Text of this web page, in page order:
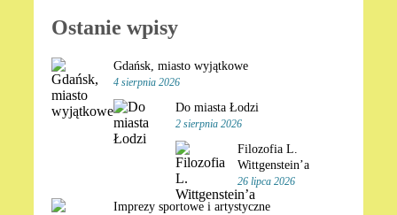
Ostanie wpisy
Gdańsk, miasto wyjątkowe
4 sierpnia 2026
Do miasta Łodzi
2 sierpnia 2026
Filozofia L.
Wittgenstein’a
26 lipca 2026
Imprezy sportowe i artystyczne